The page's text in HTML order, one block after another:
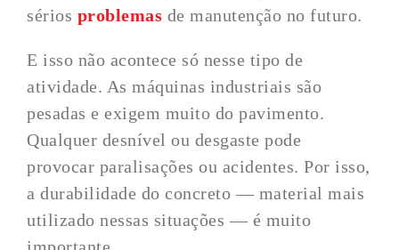
sérios problemas de manutenção no futuro.
E isso não acontece só nesse tipo de
atividade. As máquinas industriais são
pesadas e exigem muito do pavimento.
Qualquer desnível ou desgaste pode
provocar paralisações ou acidentes. Por isso,
a durabilidade do concreto — material mais
utilizado nessas situações — é muito